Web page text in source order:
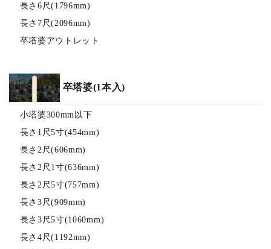
長さ6尺(1796mm)
長さ7尺(2096mm)
卒塔婆アウトレット
卒塔婆(1本入)
小塔婆300mm以下
長さ1尺5寸(454mm)
長さ2尺(606mm)
長さ2尺1寸(636mm)
長さ2尺5寸(757mm)
長さ3尺(909mm)
長さ3尺5寸(1060mm)
長さ4尺(1192mm)